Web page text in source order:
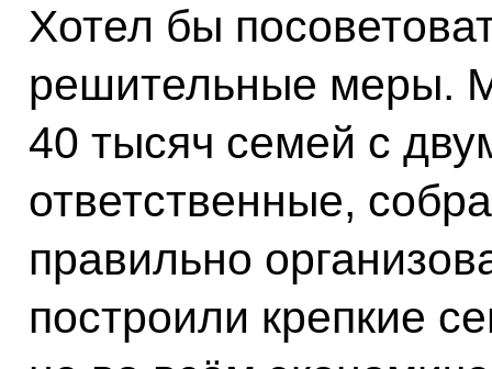
Хотел бы
решительные меры.
40 тысяч семей с
ответственные,
правильно
построили крепкие